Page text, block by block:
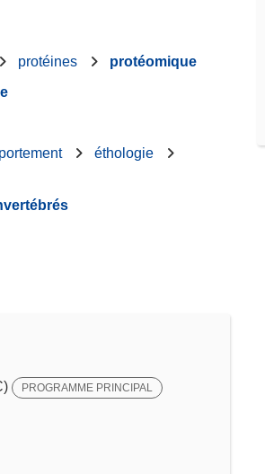
protéines
protéomique
éthologie
PROGRAMME PRINCIPAL